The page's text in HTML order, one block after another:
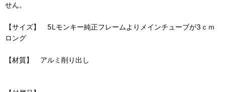
せん。
【サイズ】 5Lモンキー純正フレームよりメインチューブが3ｃｍ
ロング
【材質】 アルミ削り出し